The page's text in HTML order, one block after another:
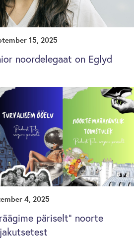
15, 2025
noordelegaat on Eglyd
4, 2025
päriselt“ noorte